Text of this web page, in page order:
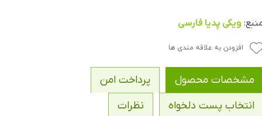
ویکی پدیا فارسی
افزودن به علاقه مندی ها
مشخصات محصول
پرداخت امن
انتخاب پست دلخواه
نظرات